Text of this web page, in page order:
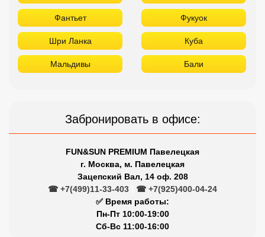
Фантьет Фукуок
Шри Ланка Куба
Мальдивы Бали
Забронировать в офисе:
FUN&SUN PREMIUM Павелецкая
г. Москва, м. Павелецкая
Зацепский Вал, 14 оф. 208
☎ +7(499)11-33-403
☎ +7(925)400-04-24
✅ Время работы:
Пн-Пт 10:00-19:00
Сб-Вс 11:00-16:00